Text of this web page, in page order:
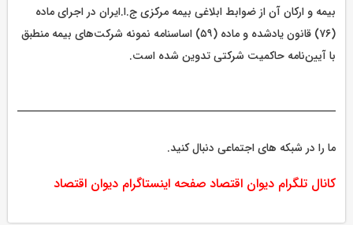
بیمه و ارکان آن از ضوابط ابلاغی بیمه مرکزی ج.ا.ایران در اجرای ماده
(۷۶) قانون یادشده و ماده (۵۹) اساسنامه نمونه شرکت‌های بیمه منطبق
با آیین‌نامه حاکمیت شرکتی تدوین شده است.
ما را در شبکه های اجتماعی دنبال کنید.
کانال تلگرام دیوان اقتصاد صفحه اینستاگرام دیوان اقتصاد